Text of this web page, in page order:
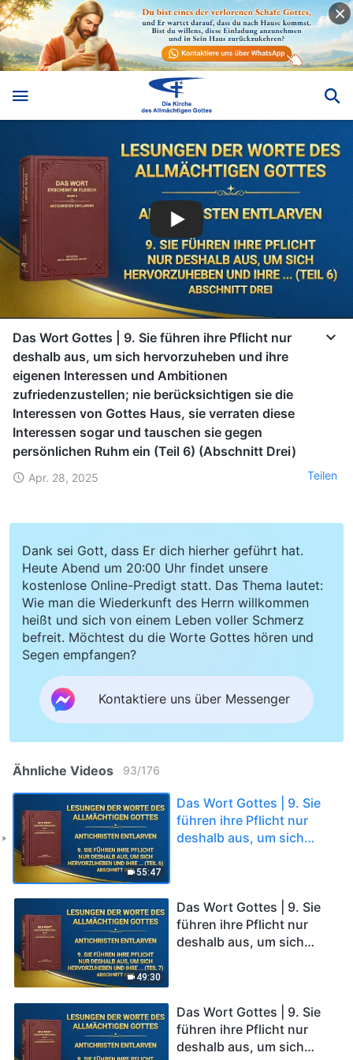
Das Wort Gottes | 9. Sie führen ihre Pflicht nur
deshalb aus, um sich hervorzuheben und ihre
eigenen Interessen und Ambitionen
zufriedenzustellen; nie berücksichtigen sie die
Interessen von Gottes Haus, sie verraten diese
Interessen sogar und tauschen sie gegen
persönlichen Ruhm ein (Teil 6) (Abschnitt Drei)
Apr. 28, 2025 Teilen
Dank sei Gott, dass Er dich hierher geführt hat.
Heute Abend um 20:00 Uhr findet unsere
kostenlose Online-Predigt statt. Das Thema lautet:
Wie man die Wiederkunft des Herrn willkommen
heißt und sich von einem Leben voller Schmerz
befreit. Möchtest du die Worte Gottes hören und
Segen empfangen?
Kontaktiere uns über Messenger
Ähnliche Videos 93/176
55:47
Das Wort Gottes | 9. Sie
führen ihre Pflicht nur
deshalb aus, um sich
zufriedenzustellen; nie
berücksichtigen sie die
Interessen von Gottes
persönlichen Ruhm ein
(Teil 6) (Abschnitt Drei)
49:30
Das Wort Gottes | 9. Sie
führen ihre Pflicht nur
deshalb aus, um sich
zufriedenzustellen; nie
berücksichtigen sie die
Interessen von Gottes
Das Wort Gottes | 9. Sie
führen ihre Pflicht nur
deshalb aus, um sich